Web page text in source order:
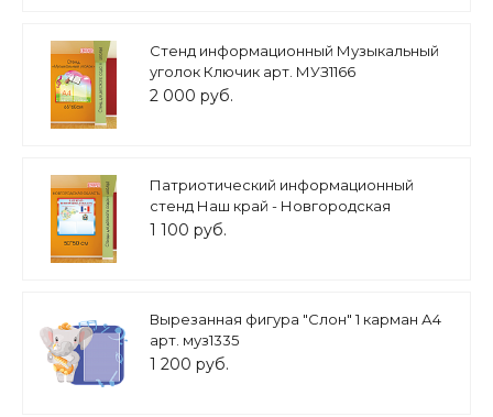
Стенд информационный Музыкальный
уголок Ключик арт. МУЗ1166
2 000 руб.
Патриотический информационный
стенд Наш край - Новгородская
область 50х50см 2 кармана А5 арт.
1 100 руб.
Вырезанная фигура "Слон" 1 карман А4
арт. муз1335
1 200 руб.